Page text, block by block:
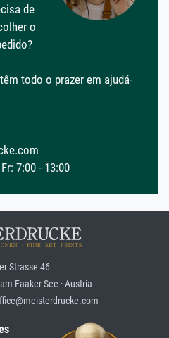
de
o
todo o prazer em ajudá-
7:00 - 13:00
Strasse 46
Faaker See · Austria